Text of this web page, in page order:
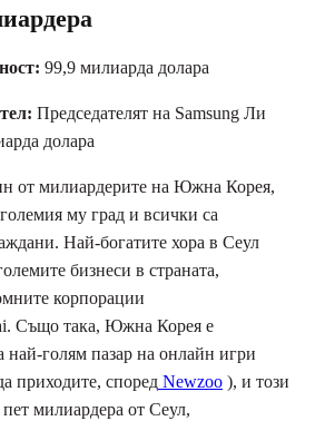
99,9 милиарда долара
Председателят на Samsung Ли
долара
от милиардерите на Южна Корея,
му град и всички са
Най-богатите хора в Сеул
бизнеси в страната,
корпорации
Също така, Южна Корея е
най-голям пазар на онлайн игри
приходите, според Newzoo ), и този
милиардера от Сеул,